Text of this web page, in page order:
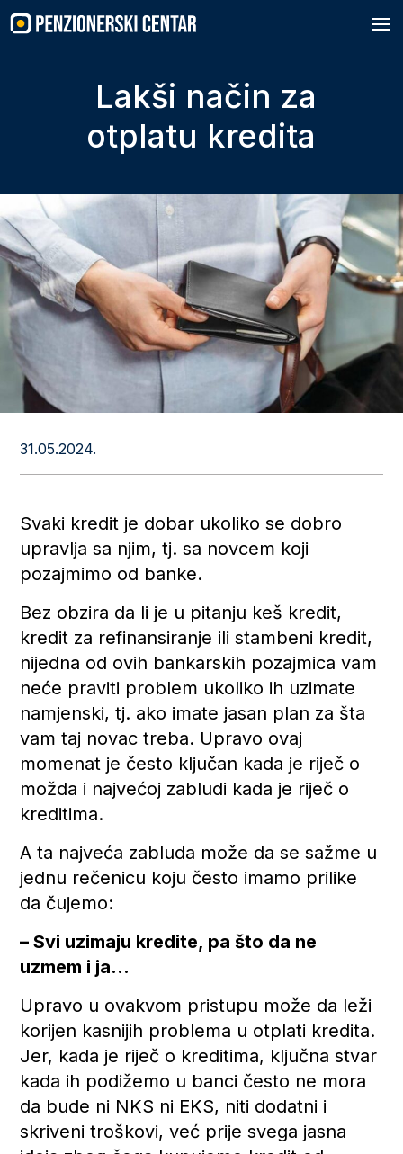
to
content
Lakši način za
otplatu kredita
31.05.2024.
Svaki kredit je dobar ukoliko se dobro
upravlja sa njim, tj. sa novcem koji
pozajmimo od banke.
Bez obzira da li je u pitanju keš kredit,
kredit za refinansiranje ili stambeni kredit,
nijedna od ovih bankarskih pozajmica vam
neće praviti problem ukoliko ih uzimate
namjenski, tj. ako imate jasan plan za šta
vam taj novac treba. Upravo ovaj
momenat je često ključan kada je riječ o
možda i najvećoj zabludi kada je riječ o
kreditima.
A ta najveća zabluda može da se sažme u
jednu rečenicu koju često imamo prilike
da čujemo:
– Svi uzimaju kredite, pa što da ne
uzmem i ja…
Upravo u ovakvom pristupu može da leži
korijen kasnijih problema u otplati kredita.
Jer, kada je riječ o kreditima, ključna stvar
kada ih podižemo u banci često ne mora
da bude ni NKS ni ЕKS, niti dodatni i
skriveni troškovi, već prije svega jasna